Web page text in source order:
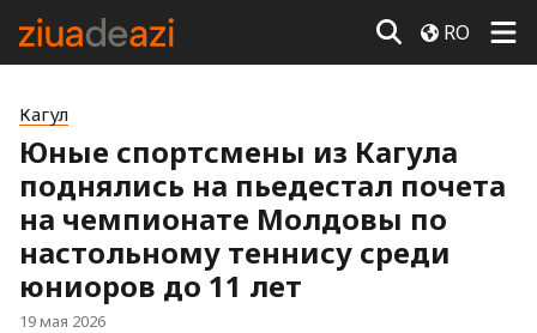
RO
Кагул
Юные спортсмены из Кагула
поднялись на пьедестал почета
на чемпионате Молдовы по
настольному теннису среди
юниоров до 11 лет
19 мая 2026